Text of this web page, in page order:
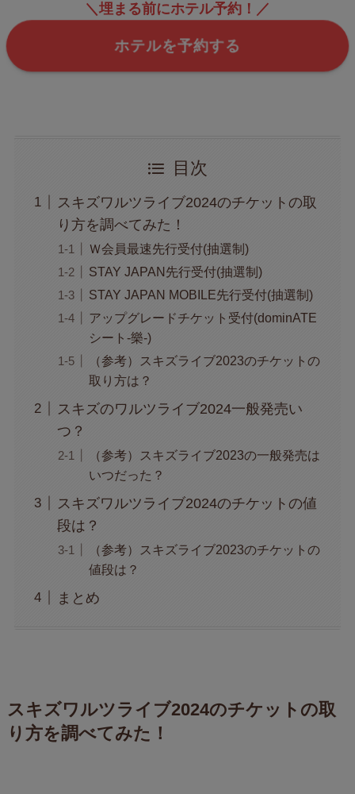
＼埋まる前にホテル予約！／
ホテルを予約する
目次
スキズワルツライブ2024のチケットの取
り方を調べてみた！
Ｗ会員最速先行受付(抽選制)
STAY JAPAN先行受付(抽選制)
STAY JAPAN MOBILE先行受付(抽選制)
アップグレードチケット受付(dominATE
シート-樂-)
（参考）スキズライブ2023のチケットの
取り方は？
スキズのワルツライブ2024一般発売い
つ？
（参考）スキズライブ2023の一般発売は
いつだった？
スキズワルツライブ2024のチケットの値
段は？
（参考）スキズライブ2023のチケットの
値段は？
まとめ
スキズワルツライブ2024のチケットの取
り方を調べてみた！